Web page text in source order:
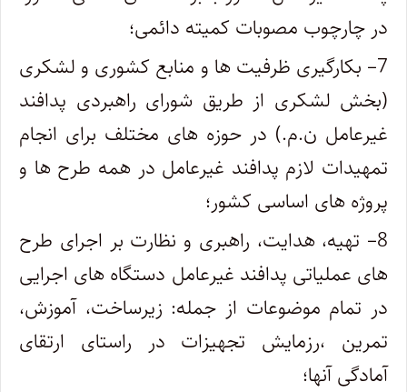
در چارچوب مصوبات کمیته دائمی؛
7– بکارگیری ظرفیت ها و منابع کشوری و لشکری
(بخش لشکری از طریق شورای راهبردی پدافند
غیرعامل ن.م.) در حوزه های مختلف برای انجام
تمهیدات لازم پدافند غیرعامل در همه طرح ها و
پروژه های اساسی کشور؛
8– تهیه، هدایت، راهبری و نظارت بر اجرای طرح
های عملیاتی پدافند غیرعامل دستگاه های اجرایی
در تمام موضوعات از جمله: زیرساخت، آموزش،
تمرین ،رزمایش تجهیزات در راستای ارتقای
آمادگی آنها؛